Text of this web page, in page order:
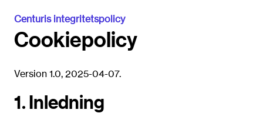
Centuris integritetspolicy
Cookiepolicy
Version 1.0, 2025-04-07.
1. Inledning